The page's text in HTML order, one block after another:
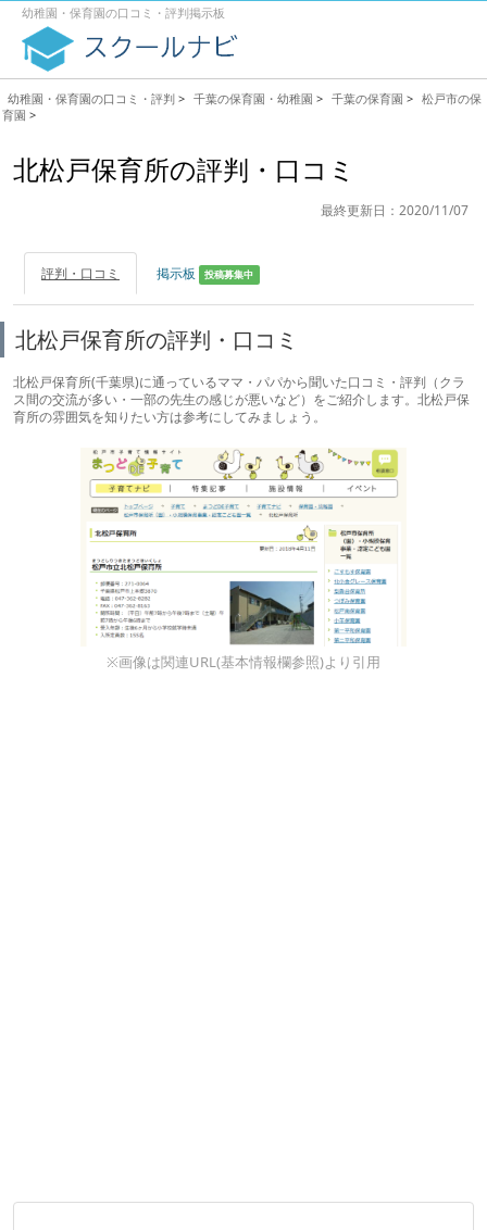
幼稚園・保育園の口コミ・評判掲示板
幼稚園・保育園の口コミ・評判 > 千葉の保育園・幼稚園 > 千葉の保育園 > 松戸市の保
育園 >
北松戸保育所の評判・口コミ
最終更新日：2020/11/07
評判・口コミ 掲示板 投稿募集中
北松戸保育所の評判・口コミ
北松戸保育所(千葉県)に通っているママ・パパから聞いた口コミ・評判（クラ
ス間の交流が多い・一部の先生の感じが悪いなど）をご紹介します。北松戸保
育所の雰囲気を知りたい方は参考にしてみましょう。
※画像は関連URL(基本情報欄参照)より引用